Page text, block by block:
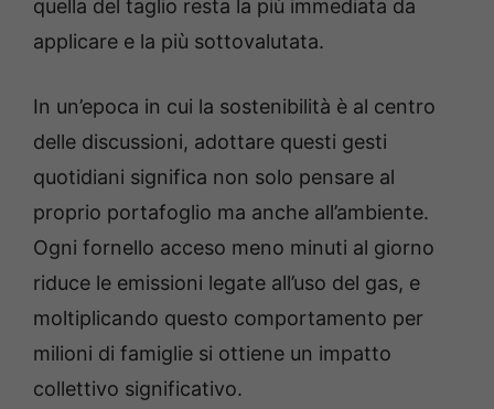
quella del taglio resta la più immediata da
applicare e la più sottovalutata.
In un’epoca in cui la sostenibilità è al centro
delle discussioni, adottare questi gesti
quotidiani significa non solo pensare al
proprio portafoglio ma anche all’ambiente.
Ogni fornello acceso meno minuti al giorno
riduce le emissioni legate all’uso del gas, e
moltiplicando questo comportamento per
milioni di famiglie si ottiene un impatto
collettivo significativo.